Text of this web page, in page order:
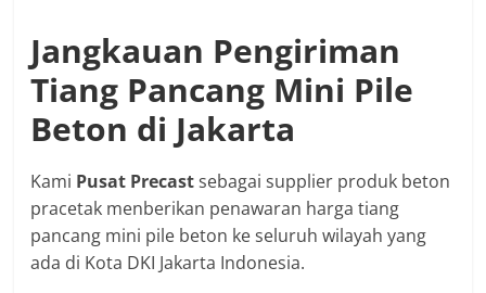
Jangkauan Pengiriman
Tiang Pancang Mini Pile
Beton di Jakarta
Kami Pusat Precastsebagai supplier produk beton
pracetak menberikan penawaran harga tiang
pancang mini pile beton ke seluruh wilayah yang
ada di Kota DKI Jakarta Indonesia.